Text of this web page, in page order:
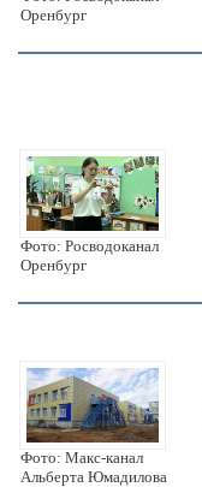
Оренбург
Фото: Росводоканал
Оренбург
Фото: Макс-канал
Альберта Юмадилова